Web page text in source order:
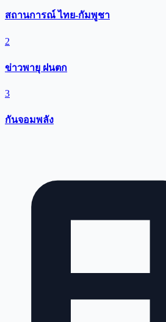
สถานการณ์ ไทย-กัมพูชา
2
ข่าวพายุ ฝนตก
3
กันจอมพลัง